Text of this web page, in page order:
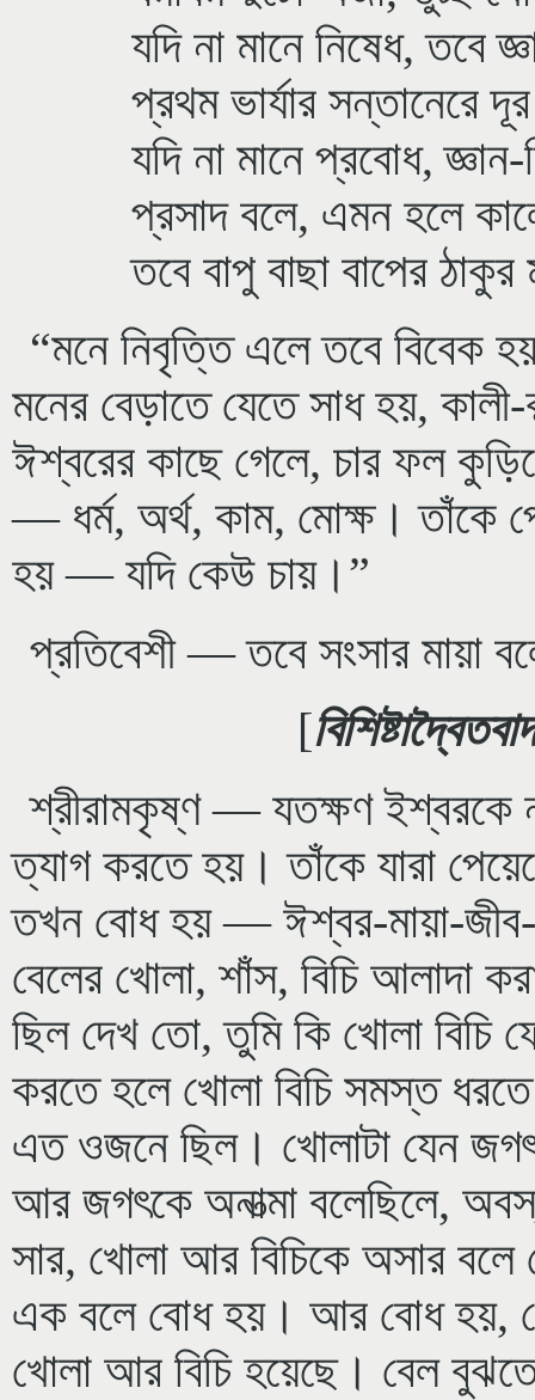
যদি না মানে নিষেধ, তবে
প্রথম ভার্যার সন্তানেরে
যদি না মানে প্রবোধ,
প্রসাদ বলে, এমন হলে
তবে বাপু বাছা বাপের
“মনে নিবৃত্তি এলে তবে বিবেক
মনের বেড়াতে যেতে সাধ হয়,
ঈশ্বরের কাছে গেলে, চার ফল
— ধর্ম, অর্থ, কাম, মোক্ষ। তাঁকে
হয় — যদি কেউ চায়।”
প্রতিবেশী — তবে সংসার মায়া
[
শ্রীরামকৃষ্ণ — যতক্ষণ ইশ্বরকে
ত্যাগ করতে হয়। তাঁকে যারা
তখন বোধ হয় — ঈশ্বর-মায়া-
বেলের খোলা, শাঁস, বিচি আলাদা
ছিল দেখ তো, তুমি কি খোলা
করতে হলে খোলা বিচি সমস্ত
এত ওজনে ছিল। খোলাটা যেন
আর জগৎকে অনাত্মা বলেছিলে,
সার, খোলা আর বিচিকে অসার
এক বলে বোধ হয়। আর বোধ হয়, যে
খোলা আর বিচি হয়েছে। বেল